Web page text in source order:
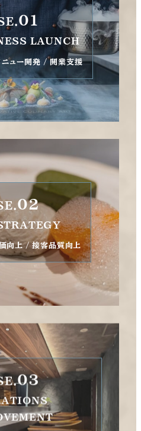
01
LAUNCH
ニュー開発 / 開業支援
02
向上 / 接客品質向上
03